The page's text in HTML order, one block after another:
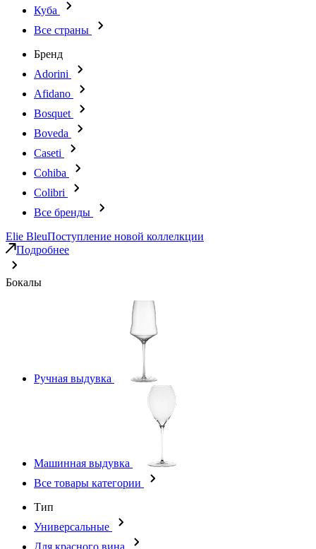
Куба
Все страны
Бренд
Adorini
Afidano
Bosquet
Boveda
Caseti
Cohiba
Colibri
Все бренды
Elie BleuПоступление новой коллелкции
Подробнее
Бокалы
Ручная выдувка
Машинная выдувка
Все товары категории
Тип
Универсальные
Для красного вина